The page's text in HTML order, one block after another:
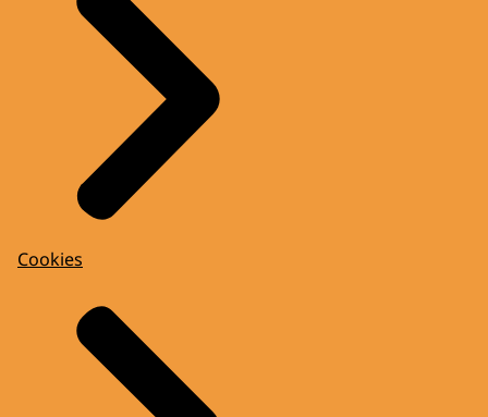
Cookies